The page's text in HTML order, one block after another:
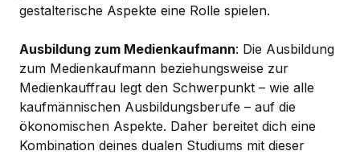
gestalterische Aspekte eine Rolle spielen.
Ausbildung zum Medienkaufmann: Die Ausbildung
zum Medienkaufmann beziehungsweise zur
Medienkauffrau legt den Schwerpunkt ­– wie alle
kaufmännischen Ausbildungsberufe – auf die
ökonomischen Aspekte. Daher bereitet dich eine
Kombination deines dualen Studiums mit dieser